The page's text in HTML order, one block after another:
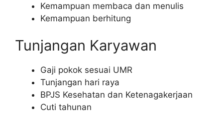
Kemampuan membaca dan menulis
Kemampuan berhitung
Tunjangan Karyawan
Gaji pokok sesuai UMR
Tunjangan hari raya
BPJS Kesehatan dan Ketenagakerjaan
Cuti tahunan